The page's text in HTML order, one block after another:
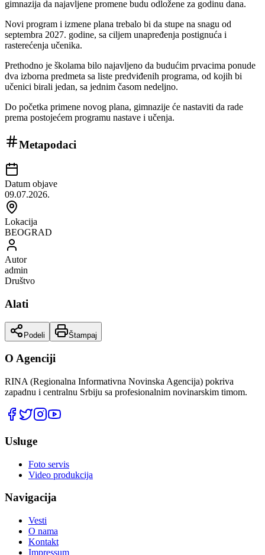
gimnazija da najavljene promene budu odložene za godinu dana.
Novi program i izmene plana trebalo bi da stupe na snagu od
septembra 2027. godine, sa ciljem unapređenja postignuća i
rasterećenja učenika.
Prethodno je školama bilo najavljeno da budućim prvacima ponude
dva izborna predmeta sa liste predviđenih programa, od kojih bi
učenici birali jedan, sa jednim časom nedeljno.
Do početka primene novog plana, gimnazije će nastaviti da rade
prema postojećem programu nastave i učenja.
Metapodaci
Datum objave
09.07.2026.
Lokacija
BEOGRAD
Autor
admin
Društvo
Alati
Podeli Štampaj
O Agenciji
RINA (Regionalna Informativna Novinska Agencija) pokriva
zapadnu i centralnu Srbiju sa profesionalnim novinarskim timom.
Usluge
Foto servis
Video produkcija
Navigacija
Vesti
O nama
Kontakt
Impressum